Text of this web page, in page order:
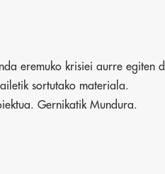
eremuko krisiei aurre egiten
sortutako materiala.
Gernikatik Mundura.